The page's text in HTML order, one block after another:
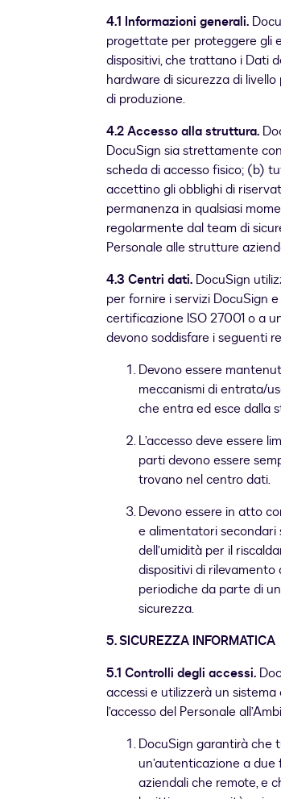
4.1 Informazioni generali.
progettate per proteggere gli
dispositivi, che trattano i Dati
hardware di sicurezza di
di produzione.
4.2 Accesso alla struttura.
DocuSign sia strettamente
scheda di accesso fisico; (b)
accettino gli obblighi di
permanenza in qualsiasi
regolarmente dal team di
Personale alle strutture
4.3 Centri dati. DocuSign
per fornire i servizi DocuSign
certificazione ISO 27001 o a
devono soddisfare i seguenti
Devono essere
meccanismi di entrata/
che entra ed esce dalla
L’accesso deve essere
parti devono essere
trovano nel centro dati.
Devono essere in atto
e alimentatori
dell’umidità per il
dispositivi di
periodiche da parte di
sicurezza.
5.SICUREZZA INFORMATICA
5.1 Controlli degli accessi.
accessi e utilizzerà un
l’accesso del Personale
DocuSign garantirà che
un’autenticazione a
aziendali che remote, e